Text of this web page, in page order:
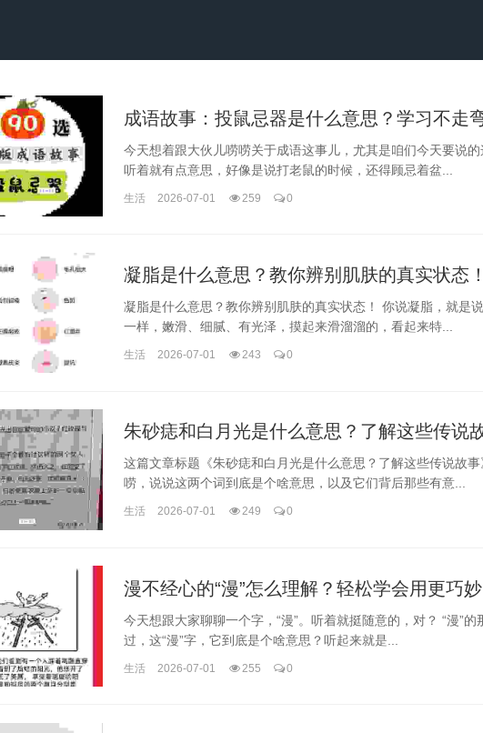
成语故事：投鼠忌器是什么意思？学习不走
今天想着跟大伙儿唠唠关于成语这事儿，尤其是咱们今天要说的
听着就有点意思，好像是说打老鼠的时候，还得顾忌着盆...
生活 2026-07-01 259 0
凝脂是什么意思？教你辨别肌肤的真实状态！
凝脂是什么意思？教你辨别肌肤的真实状态！ 你说凝脂，就是
一样，嫩滑、细腻、有光泽，摸起来滑溜溜的，看起来特...
生活 2026-07-01 243 0
朱砂痣和白月光是什么意思？了解这些传说
这篇文章标题《朱砂痣和白月光是什么意思？了解这些传说故
唠，说说这两个词到底是个啥意思，以及它们背后那些有意...
生活 2026-07-01 249 0
漫不经心的“漫”怎么理解？轻松学会用更巧妙
今天想跟大家聊聊一个字，“漫”。听着就挺随意的，对？ “漫”
过，这“漫”字，它到底是个啥意思？听起来就是...
生活 2026-07-01 255 0